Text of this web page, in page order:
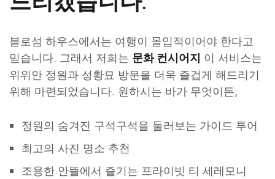
블로섬 하우스에서는 여행이 몰입적이어야 한다고
믿습니다. 그래서 저희는 문화 컨시어지 이 서비스는
위위안 정원과 성황묘 방문을 더욱 즐겁게 해드리기
위해 마련되었습니다. 원하시는 바가 무엇이든,
정원의 숨겨진 구석구석을 둘러보는 가이드 투어
최고의 사진 명소 추천
조용한 안뜰에서 즐기는 프라이빗 티 세레모니